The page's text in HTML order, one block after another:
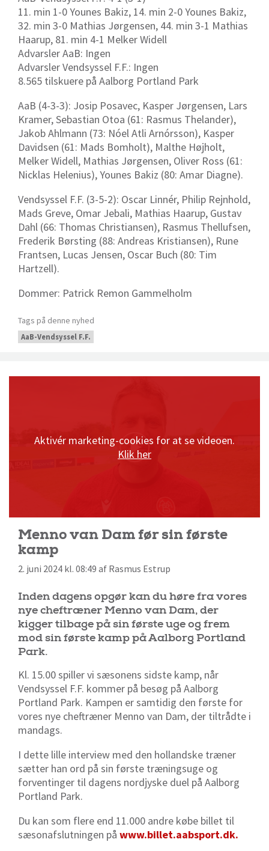
11. min 1-0 Younes Bakiz, 14. min 2-0 Younes Bakiz,
32. min 3-0 Mathias Jørgensen, 44. min 3-1 Mathias
Haarup, 81. min 4-1 Melker Widell
Advarsler AaB: Ingen
Advarsler Vendsyssel F.F.: Ingen
8.565 tilskuere på Aalborg Portland Park
AaB (4-3-3): Josip Posavec, Kasper Jørgensen, Lars
Kramer, Sebastian Otoa (61: Rasmus Thelander),
Jakob Ahlmann (73: Nóel Atli Arnórsson), Kasper
Davidsen (61: Mads Bomholt), Malthe Højholt,
Melker Widell, Mathias Jørgensen, Oliver Ross (61:
Nicklas Helenius), Younes Bakiz (80: Amar Diagne).
Vendsyssel F.F. (3-5-2): Oscar Linnér, Philip Rejnhold,
Mads Greve, Omar Jebali, Mathias Haarup, Gustav
Dahl (66: Thomas Christiansen), Rasmus Thellufsen,
Frederik Børsting (88: Andreas Kristiansen), Rune
Frantsen, Lucas Jensen, Oscar Buch (80: Tim
Hartzell).
Dommer: Patrick Remon Gammelholm
Tags på denne nyhed
AaB-Vendsyssel F.F.
Aktivér marketing-cookies for at se videoen.
Klik her
Menno van Dam før sin første
kamp
2. juni 2024 kl. 08:49 af Rasmus Estrup
Inden dagens opgør kan du høre fra vores
nye cheftræner Menno van Dam, der
kigger tilbage på sin første uge og frem
mod sin første kamp på Aalborg Portland
Park.
Kl. 15.00 spiller vi sæsonens sidste kamp, når
Vendsyssel F.F. kommer på besøg på Aalborg
Portland Park. Kampen er samtidig den første for
vores nye cheftræner Menno van Dam, der tiltrådte i
mandags.
I dette lille interview med den hollandske træner
sætter han ord på sin første træningsuge og
forventinger til dagens nordjyske duel på Aalborg
Portland Park.
Du kan som flere end 11.000 andre købe billet til
sæsonafslutningen på www.billet.aabsport.dk.